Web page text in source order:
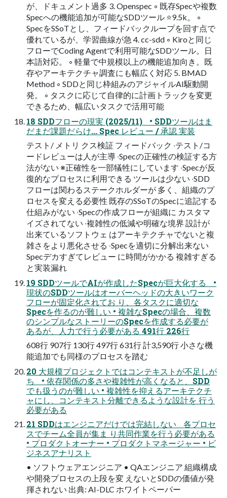
が、ドキュメント過多 3. Openspec ◦ 既存Specや複数
Specへの機能追加が可能なSDDツール ⭐9.5k。 ◦
SpecをSSoTとし、フィードバックループを回す点で
優れているが、学習曲線が急 4. cc-sdd ◦ Kiroと同じ
フローでCoding Agentで利⽤可能なSDDツール。⽇
本語対応。 ◦ 軽量で中規模以上の機能追加向き。既
存やアーキテクチャ調査にも幅広く対応 5. BMAD
Method ◦ SDDと同じ枠組みのアジャイルAI駆動開
発。 ◦ タスクに応じて⾃律的に計画トラックを変更
できるため、幅広いタスクで活⽤可能
18 SDDフローの現実 (2025/11) • SDDツールはま
だまだ課題だらけ... Spec レビュー / 承認 実装
テスト/ メトリ クス検証 フィードバック ‧テスト/コ
ードレビューは⼈が主導 ‧Specの正確性の検証する⽅
法がない ※正確性を⼀部犠牲にしています ‧Specが反
復的なプロセスに利⽤できる ツールは少ない ‧SDD
フローは関わるステークホルダーが 多く、組織のプ
ロセスを変える必要性 既存のSSoTのSpecに追記する
仕組みがない ‧Specの作成フローが組織に カスタマ
イズされてない ‧複雑性の低減や明確な境界 設計が
出来ているソフトウェ はアーキテクチャでないと複
雑さをより悪化させる ‧Specを適切に分解出来ない
Specデカすぎてレビュー に時間がかかる 複雑すぎる
と実装漏れ
19 SDDツールでAIが作成したSpecが巨大化する •
現状のSDDツールはオーバーヘッドの⼤きいワーク
フローが固定化されてお り、各タスクに適切な
Specを作るのが難しい • 複雑なSpecの場合、複数
のシンプルなストーリーのSpecを作成する必要が
あるが、⼈⼒で⾏う必要がある 491⾏ 226⾏
608⾏ 907⾏ 130⾏ 497⾏ 631⾏ 計3,590⾏ ⼩さな機
能追加でも同様のプロセスを踏む
20 大規模プロジェクトではコンテキストが不足しが
ち • 依存関係の多さや複雑性が⾼くなると、SDD
でも扱うのが難しい • 複雑性を抑えるアーキテクチ
ャにし、コンテキスト分離できるような設計を ⾏う
必要がある
21 SDDはエンジニアだけでは完結しない 各プロセ
スでチーム全員が集ま り共同作業を⾏う必要がある
• プロダクトオーナー • プロダクトマネージャー • ビ
ジネスアナリスト
• ソフトウェアエンジニア • QAエンジニア 組織構成
や開発プロセスの上段を変 えないとSDDの価値が発
揮されない 出典: AI-DLC ホワイトペーパー